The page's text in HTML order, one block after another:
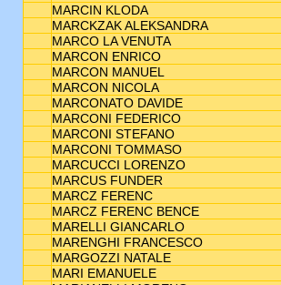
MARCIN KLODA
MARCKZAK ALEKSANDRA
MARCO LA VENUTA
MARCON ENRICO
MARCON MANUEL
MARCON NICOLA
MARCONATO DAVIDE
MARCONI FEDERICO
MARCONI STEFANO
MARCONI TOMMASO
MARCUCCI LORENZO
MARCUS FUNDER
MARCZ FERENC
MARCZ FERENC BENCE
MARELLI GIANCARLO
MARENGHI FRANCESCO
MARGOZZI NATALE
MARI EMANUELE